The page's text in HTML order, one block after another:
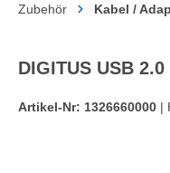
Zubehör Kabel /
DIGITUS USB
Artikel-Nr: 1326660000 |